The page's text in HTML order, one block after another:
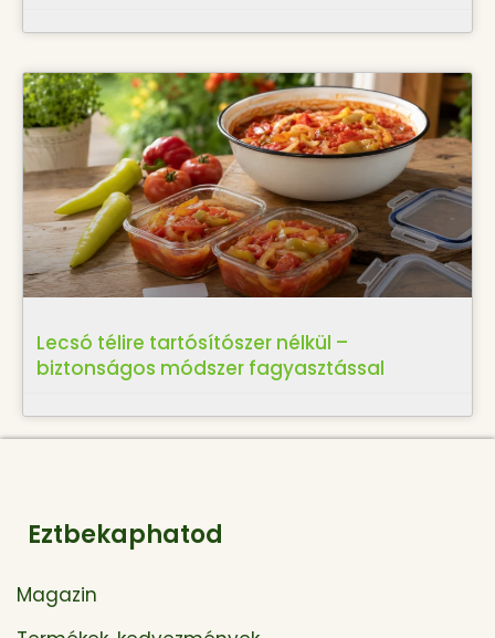
Lecsó télire tartósítószer nélkül –
biztonságos módszer fagyasztással
Eztbekaphatod
Magazin